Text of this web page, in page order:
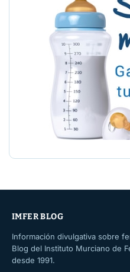
IMFER BLOG
Información divulgativa sobre
Blog del Instituto Murciano de
desde 1991.